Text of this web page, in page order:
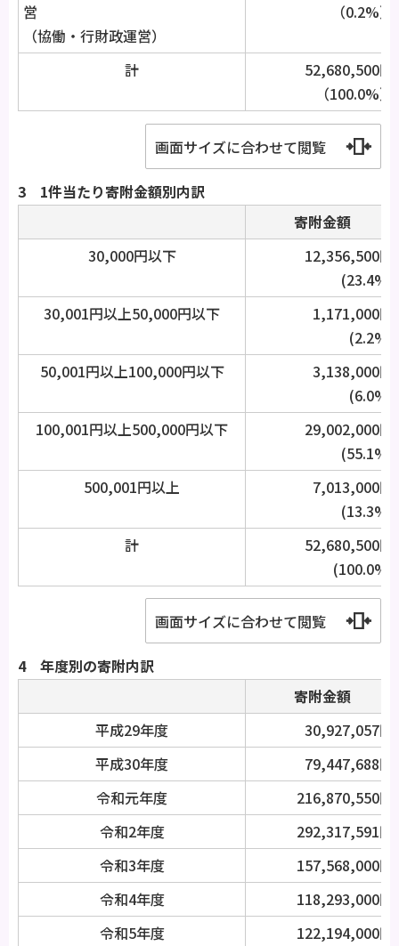
営
（協働・行財政運営）
（0.2%）
計
52,680,500円
（100.0%）
画面サイズに合わせて閲覧
3 1件当たり寄附金額別内訳
寄附金額
30,000円以下
12,356,500円
(23.4%)
30,001円以上50,000円以下
1,171,000円
(2.2%)
50,001円以上100,000円以下
3,138,000円
(6.0%)
100,001円以上500,000円以下
29,002,000円
(55.1%)
500,001円以上
7,013,000円
(13.3%)
計
52,680,500円
(100.0%)
画面サイズに合わせて閲覧
4 年度別の寄附内訳
寄附金額
平成29年度
30,927,057円
平成30年度
79,447,688円
令和元年度
216,870,550円
令和2年度
292,317,591円
令和3年度
157,568,000円
令和4年度
118,293,000円
令和5年度
122,194,000円